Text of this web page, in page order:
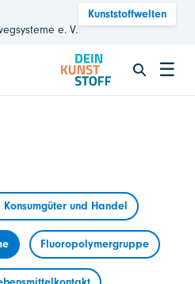
e. V.
Kunststoffwelten
☰
Konsumgüter und Handel
Fluoropolymergruppe